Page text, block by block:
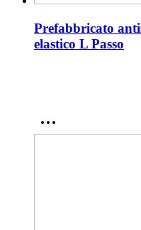
Prefabbricato
elastico L Passo